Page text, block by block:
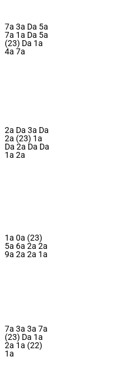
7a 3a Da 5a
7a 1a Da 5a
(23) Da 1a
4a 7a
2a Da 3a Da
2a (23) 1a
Da 2a Da Da
1a 2a
1a 0a (23)
5a 6a 2a 2a
9a 2a 2a 1a
7a 3a 3a 7a
(23) Da 1a
2a 1a (22)
1a